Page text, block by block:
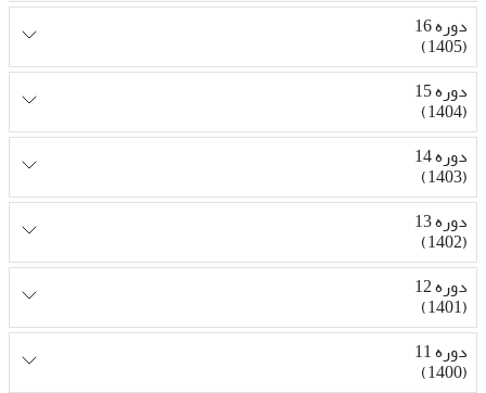
دوره 16
(1405)
دوره 15
(1404)
دوره 14
(1403)
دوره 13
(1402)
دوره 12
(1401)
دوره 11
(1400)